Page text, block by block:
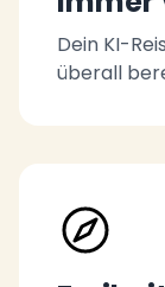
Dein KI-
überall